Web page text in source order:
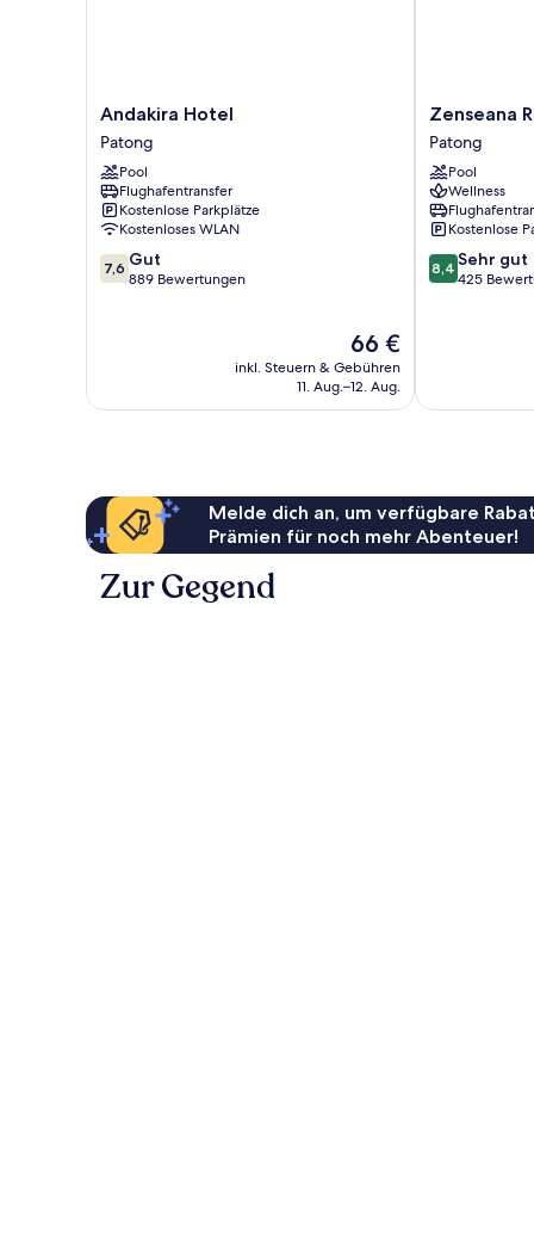
Andakira
Hotel
Patong
Andakira Hotel
Patong
Pool
Flughafentransfer
Kostenlose Parkplätze
Kostenloses WLAN
7.6
von
7,6 Gut
889 Bewertungen
Der
Preis
beträgt
66 €
inkl. Steuern & Gebühren
11. Aug.–12. Aug.
Zenseana
Resort
&
Spa
Patong
Zenseana
Patong
Pool
Wellness
Kostenlose
8.4
von
8,4 Sehr gut
425
Melde dich an, um verfügbare
Prämien für noch mehr Abenteuer!
Zur Gegend